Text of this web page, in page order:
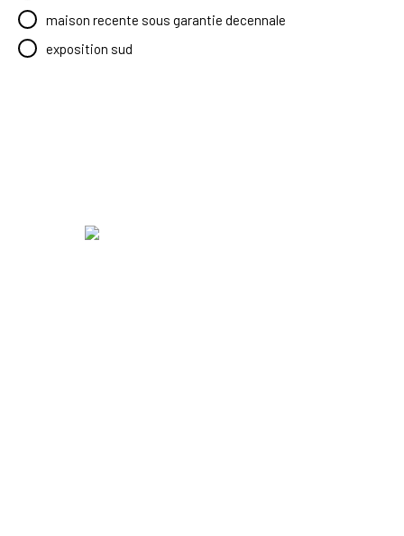
maison recente sous garantie decennale
exposition sud